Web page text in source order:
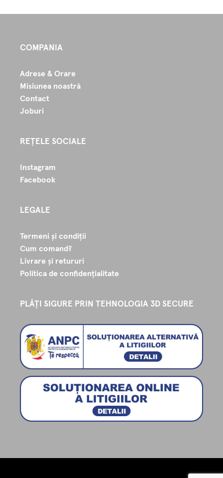
COMPANIA
Adrese & Orare
Misiunea noastră
Contact
Joburi
REȚELE SOCIALE
Instagram
Facebook
LEGALE
Termeni și condiții
Cum comand?
Livrare și retururi
Politica de confidențialitate
PLĂȚI SIGURE PRIN TEHNOLOGIA 3D SECURE